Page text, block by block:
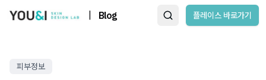
Blog 플레이스 바로가기
피부정보